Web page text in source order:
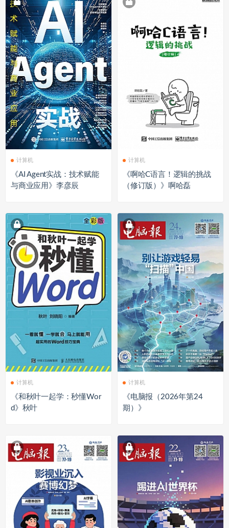
计算机
《AI Agent实战：技术赋能
与商业应用》李彦辰
计算机
《啊哈C语言！逻辑的挑战
（修订版）》啊哈磊
计算机
《和秋叶一起学：秒懂Wor
d》秋叶
计算机
《电脑报（2026年第24
期）》